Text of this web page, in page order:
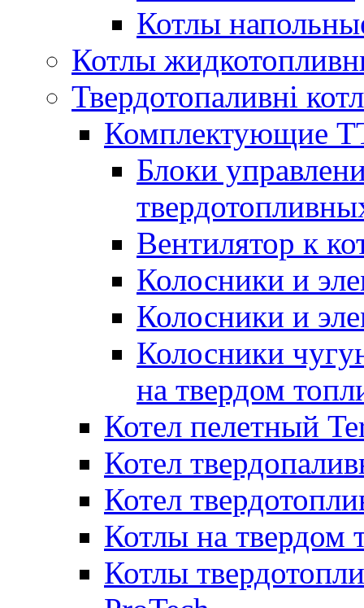
Котлы
Котлы
Твердотопаливні
Комплектующие
Блоки
Вентилятор к
Колосники и
Колосники и
Колосники
на твердом
Котел пелетный
Котел
Котел
Котлы на твердом
Котлы